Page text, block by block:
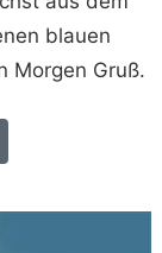
blauen
Morgen Gruß.